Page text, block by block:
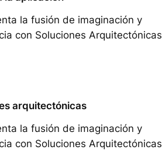
la fusión de imaginación y
con Soluciones Arquitectónicas
arquitectónicas
la fusión de imaginación y
con Soluciones Arquitectónicas